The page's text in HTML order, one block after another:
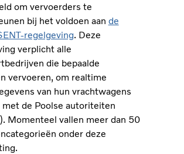
om vervoerders te
bij het voldoen aan de
regelgeving. Deze
verplicht alle
die bepaalde
vervoeren, om realtime
van hun vrachtwagens
de Poolse autoriteiten
Momenteel vallen meer dan 50
onder deze